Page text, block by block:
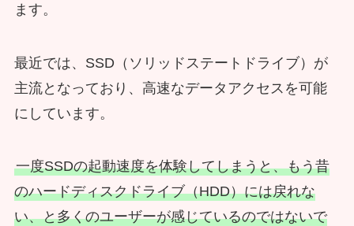
ます。
最近では、SSD（ソリッドステートドライブ）が
主流となっており、高速なデータアクセスを可能
にしています。
一度SSDの起動速度を体験してしまうと、もう昔
のハードディスクドライブ（HDD）には戻れな
い、と多くのユーザーが感じているのではないで